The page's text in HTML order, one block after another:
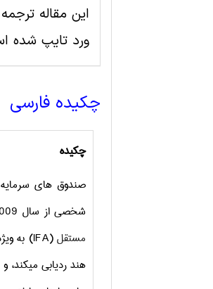
ورد تایپ شده
چکیده فارسی
چکیده
صندوق های
شخصی از سال 2009، با شروع با حذف بار ورودی بوده است. بخش توزیع شاهد تغییرات منجر به توسعه مدل­های جدید بوده است. بخش
مستقل(
IFA) به
هند ردیابی